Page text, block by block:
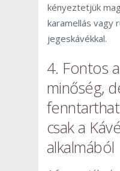
kényeztetjük
karamellás vagy
jegeskávékkal.
4. Fontos
minőség,
csak a
alkalmából